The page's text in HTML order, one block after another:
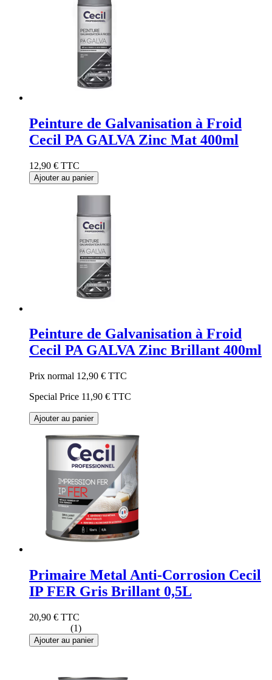
Peinture de Galvanisation à Froid
Cecil PA GALVA Zinc Mat 400ml
12,90 € TTC
Ajouter au panier
Peinture de Galvanisation à Froid
Cecil PA GALVA Zinc Brillant 400ml
Prix normal 12,90 € TTC
Special Price 11,90 € TTC
Ajouter au panier
Primaire Metal Anti-Corrosion Cecil
IP FER Gris Brillant 0,5L
20,90 € TTC
(1)
Ajouter au panier